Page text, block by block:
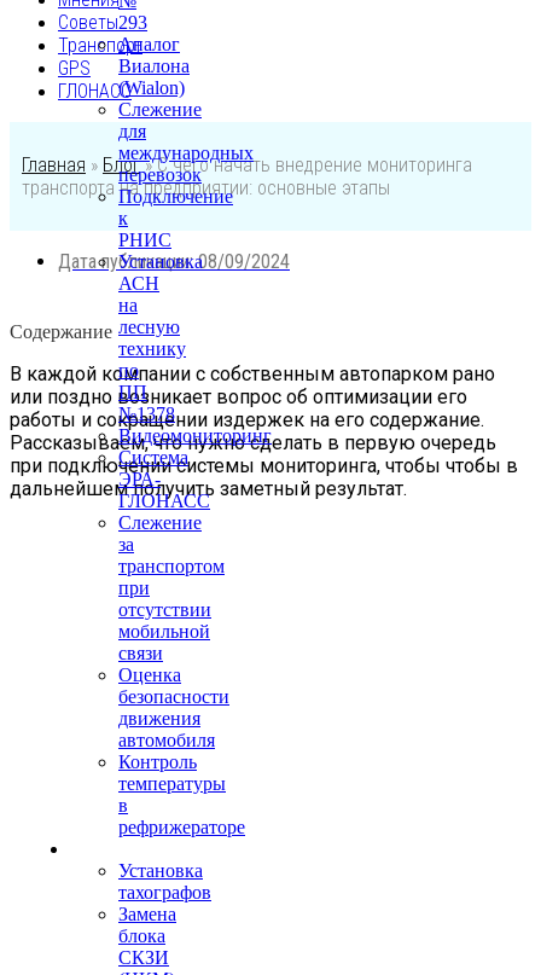
293
Аналог
Виалона
(Wialon)
Слежение
для
международных
перевозок
Подключение
к
РНИС
Установка
АСН
на
лесную
технику
по
ПП
№1378
Видеомониторинг
Система
ЭРА-
ГЛОНАСС
Слежение
за
транспортом
при
отсутствии
мобильной
связи
Оценка
безопасности
движения
автомобиля
Контроль
температуры
в
рефрижераторе
Установка
тахографов
Замена
блока
СКЗИ
Советы
Транспорт
GPS
ГЛОНАСС
Главная » Блог»С чего начать внедрение мониторинга
транспорта на предприятии: основные этапы
Дата публикации:08/09/2024
Содержание
В каждой компании с собственным автопарком рано
или поздно возникает вопрос об оптимизации его
работы и сокращении издержек на его содержание.
Рассказываем, что нужно сделать в первую очередь
при подключении системы мониторинга, чтобы чтобы в
дальнейшем получить заметный результат.